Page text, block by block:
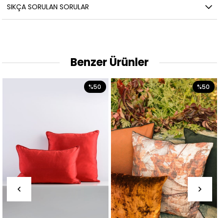
SIKÇA SORULAN SORULAR
Benzer Ürünler
%50 %50